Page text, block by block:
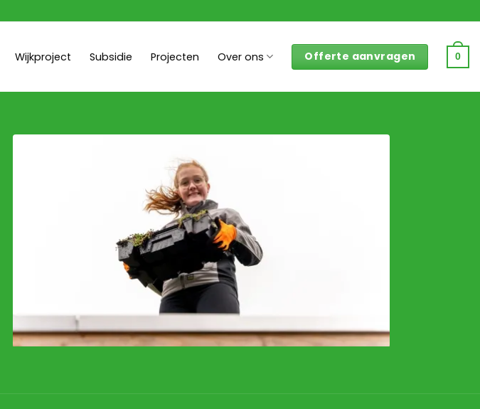
Wijkproject Subsidie Projecten Over ons Offerte aanvragen 0